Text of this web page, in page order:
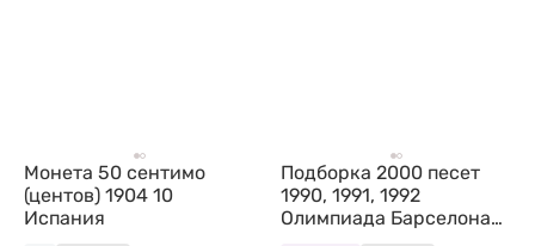
Монета 50 сентимо
(центов) 1904 10
Испания
Подборка 2000 песет
1990, 1991, 1992
Олимпиада Барселона
Испания 8 монет